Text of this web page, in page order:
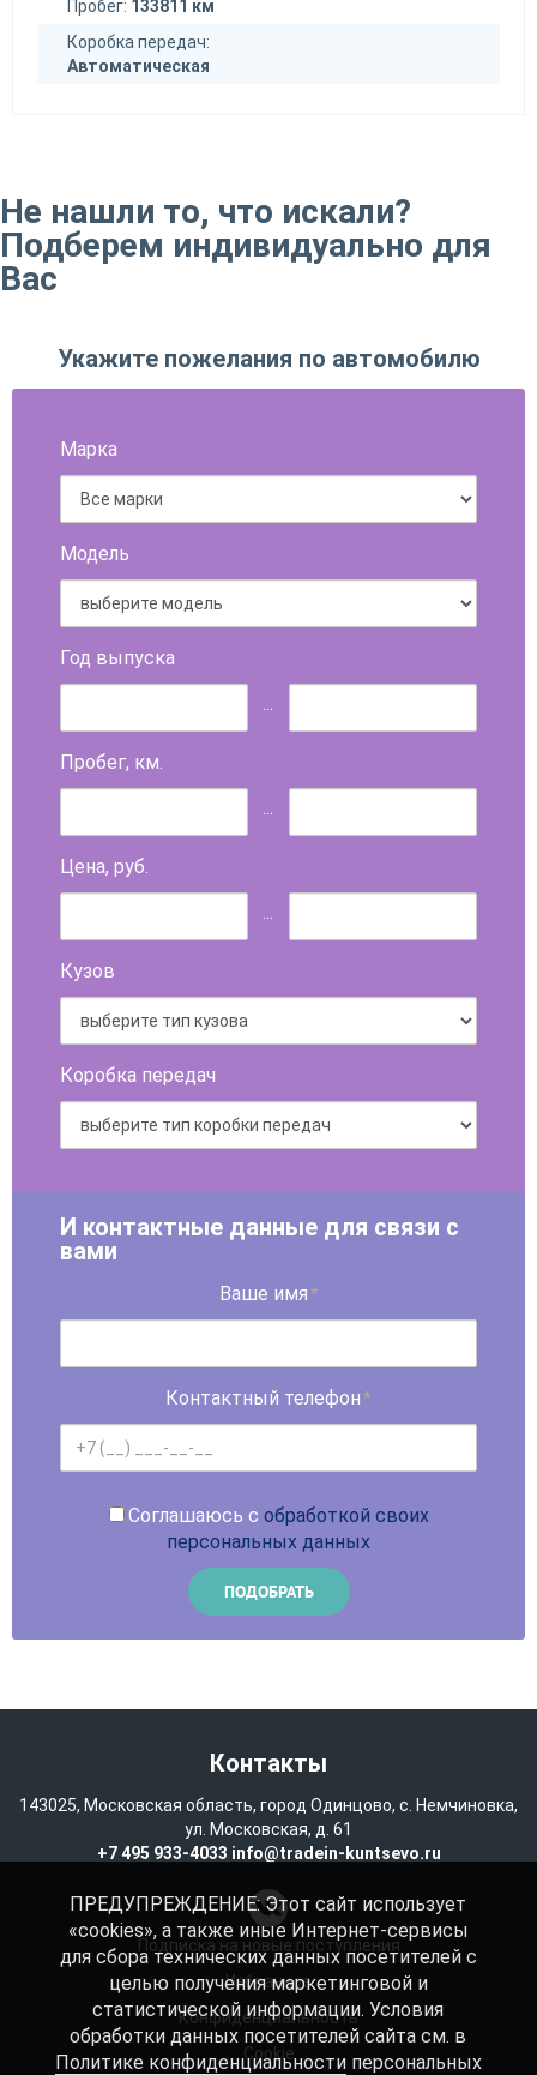
Пробег: 133811 км
Коробка передач:
Автоматическая
Не нашли то, что искали?
Подберем индивидуально для
Вас
Укажите пожелания по автомобилю
Марка
Модель
Год выпуска
...
Пробег, км.
...
Цена, руб.
...
Кузов
Коробка передач
И контактные данные для связи с
вами
Ваше имя *
Контактный телефон *
Соглашаюсь с обработкой своих
персональных данных
Контакты
143025, Московская область, город Одинцово, с. Немчиновка,
ул. Московская, д. 61
+7 495 933-4033 info@tradein-kuntsevo.ru
Подписка на новые поступления
Избранное
Конфиденциальность
Cookie
ПРЕДУПРЕЖДЕНИЕ: Этот сайт использует
«cookies», а также иные Интернет-сервисы
для сбора технических данных посетителей с
целью получения маркетинговой и
статистической информации. Условия
обработки данных посетителей сайта см. в
Политике конфиденциальностиперсональных